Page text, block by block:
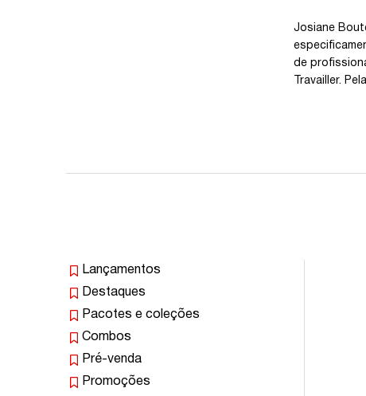
Josiane
de
Travailler.
Lançamentos
Destaques
Pacotes e coleções
Combos
Pré-venda
Promoções